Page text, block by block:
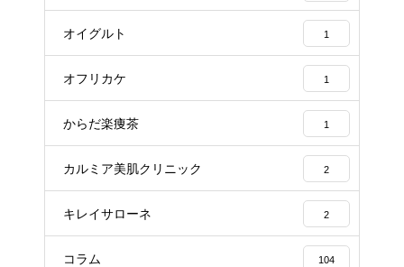
オイグルト 1
オフリカケ 1
からだ楽痩茶 1
カルミア美肌クリニック 2
キレイサローネ 2
コラム 104